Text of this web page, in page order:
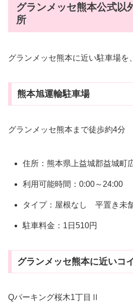
グランメッセ熊本公式以
所
グランメッセ熊本に近い駐車場を
熊本旭運輸駐車場
グランメッセ熊本まで徒歩約4分
住所：熊本県上益城郡益城町
利用可能時間：0:00～24:00
タイプ：屋根なし 平置き未
駐車料金：1日510円
グランメッセ熊本に近いコ
Qパーキング桜木1丁目Ⅱ